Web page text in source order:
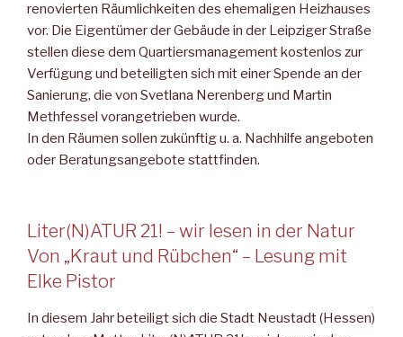
renovierten Räumlichkeiten des ehemaligen Heizhauses
vor. Die Eigentümer der Gebäude in der Leipziger Straße
stellen diese dem Quartiersmanagement kostenlos zur
Verfügung und beteiligten sich mit einer Spende an der
Sanierung, die von Svetlana Nerenberg und Martin
Methfessel vorangetrieben wurde.
In den Räumen sollen zukünftig u. a. Nachhilfe angeboten
oder Beratungsangebote stattfinden.
Liter(N)ATUR 21! – wir lesen in der Natur
Von „Kraut und Rübchen“ – Lesung mit
Elke Pistor
In diesem Jahr beteiligt sich die Stadt Neustadt (Hessen)